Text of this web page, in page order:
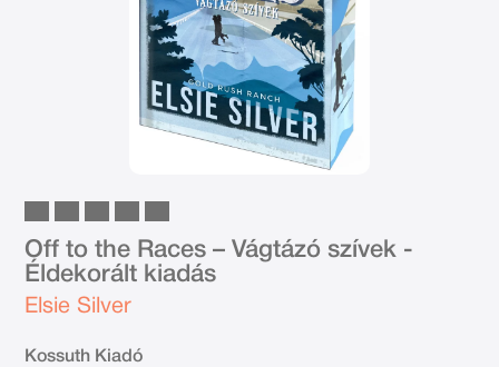
Off to the Races – Vágtázó szívek -
Éldekorált kiadás
Elsie Silver
Kossuth Kiadó